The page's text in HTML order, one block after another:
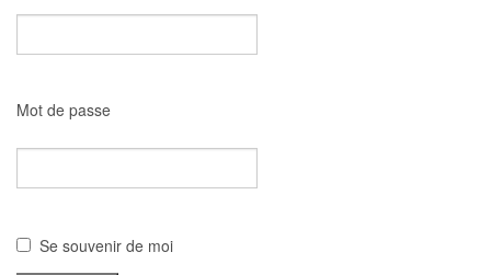
Mot de passe
Se souvenir de moi